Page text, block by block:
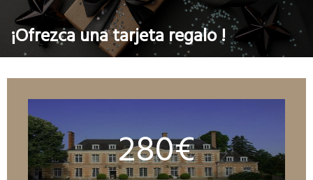
¡Ofrezca una tarjeta regalo !
280€